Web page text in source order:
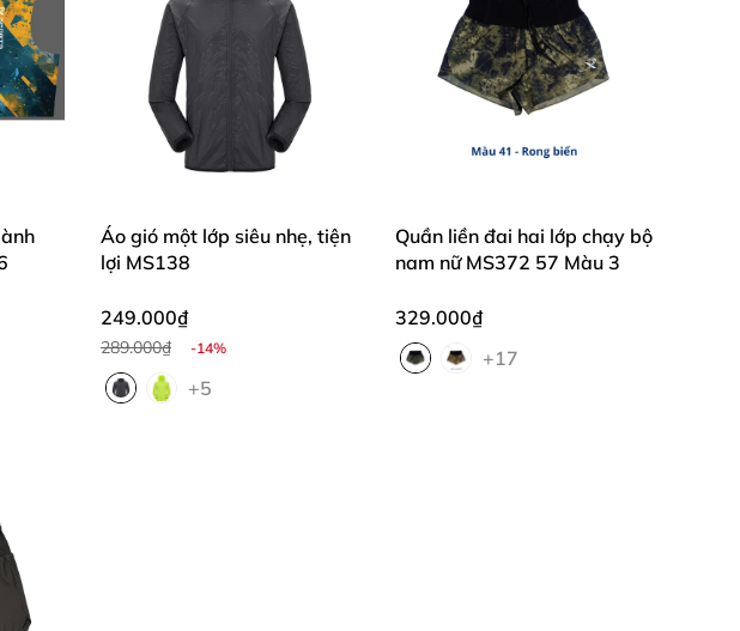
Hãy để Xsports
đồng hành cùng bạn trên mọi hành trình chinh
Áo gió một lớp siêu nhẹ, tiện
lợi MS138
249.000₫
289.000₫ -14%
+5
Quần liền đai hai lớp chạy bộ
nam nữ MS372 57 Màu 3
329.000₫
+17